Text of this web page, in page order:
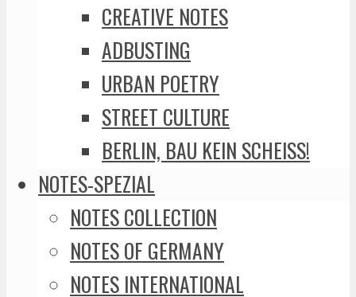
CREATIVE NOTES
ADBUSTING
URBAN POETRY
STREET CULTURE
BERLIN, BAU KEIN SCHEISS!
NOTES-SPEZIAL
NOTES COLLECTION
NOTES OF GERMANY
NOTES INTERNATIONAL